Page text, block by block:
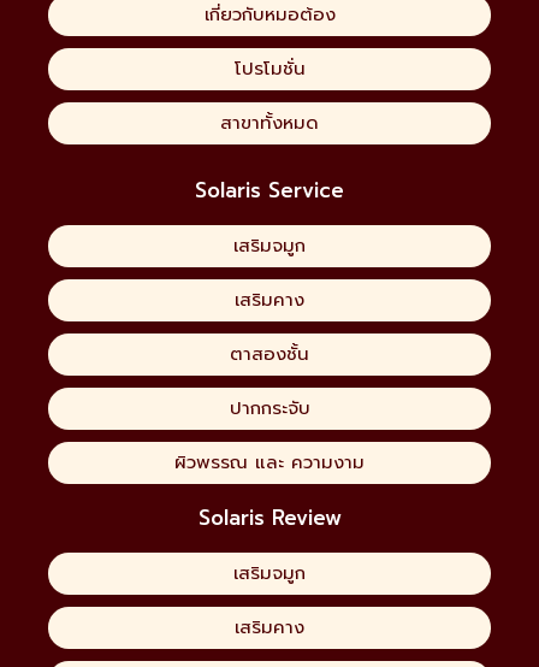
เกี่ยวกับหมอต้อง
โปรโมชั่น
สาขาทั้งหมด
Solaris Service
เสริมจมูก
เสริมคาง
ตาสองชั้น
ปากกระจับ
ผิวพรรณ และ ความงาม
Solaris Review
เสริมจมูก
เสริมคาง